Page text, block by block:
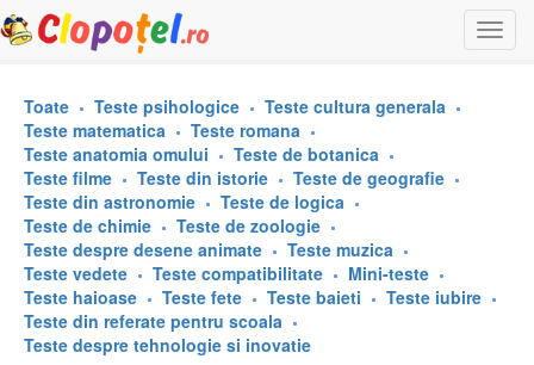
Toate Teste psihologice
Teste cultura generala
Teste matematica
Teste romana
Teste anatomia omului
Teste de botanica
Teste filme
Teste din istorie
Teste de geografie
Teste din astronomie
Teste de logica
Teste de chimie
Teste de zoologie
Teste despre desene animate
Teste muzica
Teste vedete
Teste compatibilitate
Mini-teste
Teste haioase
Teste fete Teste baieti
Teste iubire
Teste din referate pentru scoala
Teste despre tehnologie si inovatie